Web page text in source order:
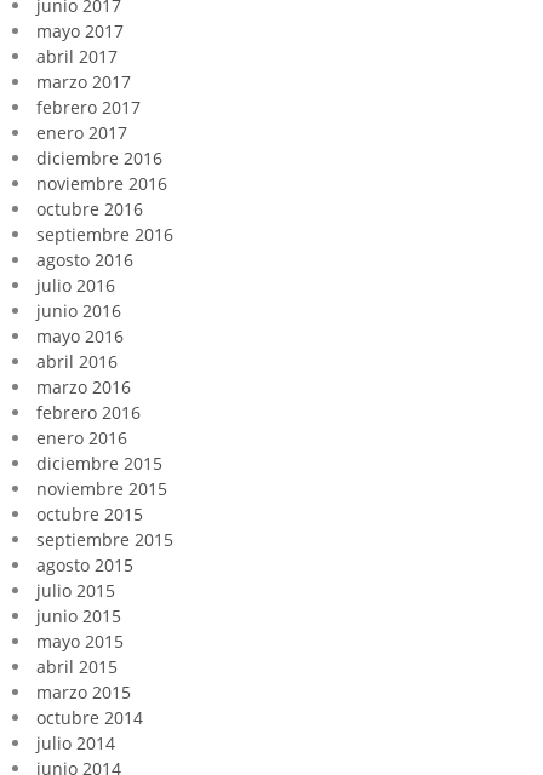
junio 2017
mayo 2017
abril 2017
marzo 2017
febrero 2017
enero 2017
diciembre 2016
noviembre 2016
octubre 2016
septiembre 2016
agosto 2016
julio 2016
junio 2016
mayo 2016
abril 2016
marzo 2016
febrero 2016
enero 2016
diciembre 2015
noviembre 2015
octubre 2015
septiembre 2015
agosto 2015
julio 2015
junio 2015
mayo 2015
abril 2015
marzo 2015
octubre 2014
julio 2014
junio 2014